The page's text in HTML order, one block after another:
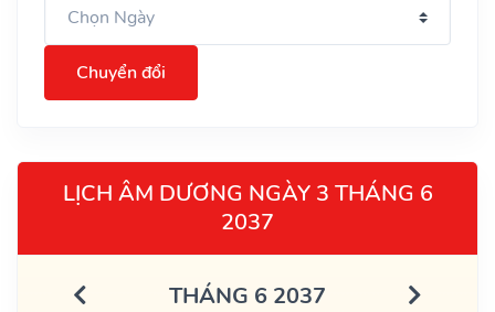
Chuyển đổi
LỊCH ÂM DƯƠNG NGÀY 3 THÁNG 6
2037
THÁNG 6 2037